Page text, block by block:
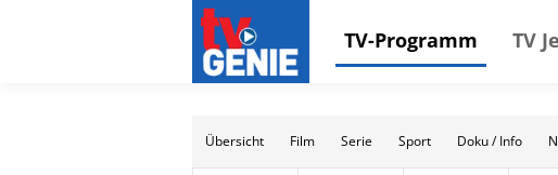
TV-Programm TV
Übersicht Film Serie Sport Doku / Info